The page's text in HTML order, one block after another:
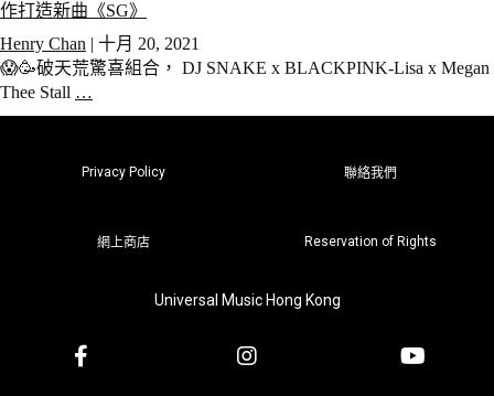
作打造新曲《SG》
Henry Chan | 十月 20, 2021
😱🥳破天荒驚喜組合， DJ SNAKE x BLACKPINK-Lisa x Megan
Thee Stall …
Privacy Policy 聯絡我們
網上商店 Reservation of Rights
Universal Music Hong Kong